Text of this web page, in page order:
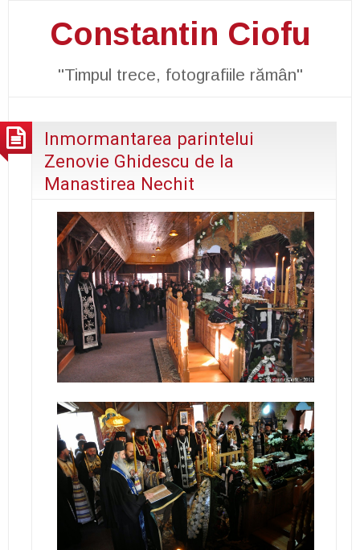
Constantin Ciofu
"Timpul trece, fotografiile rămân"
Inmormantarea parintelui
Zenovie Ghidescu de la
Manastirea Nechit